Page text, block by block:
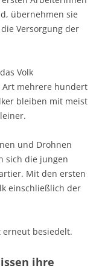
übernehmen sie
Versorgung der
Volk
mehrere hundert
bleiben mit meist
und Drohnen
sich die jungen
Mit den ersten
einschließlich der
erneut besiedelt.
ihre